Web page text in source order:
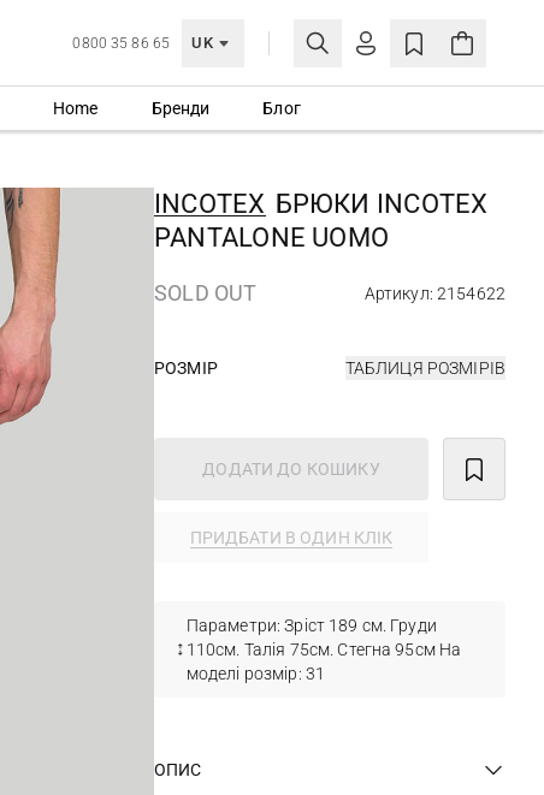
0800 35 86 65 UK
МОЯ ОБЛІКІВКА
Ще не зареєстровані?
СТВОРИТИ ОБЛІКІВКУ
Home Бренди Блог
INCOTEX БРЮКИ INCOTEX
PANTALONE UOMO
SOLD OUT Артикул: 2154622
РОЗМІР ТАБЛИЦЯ РОЗМІРІВ
ДОДАТИ ДО КОШИКУ
ПРИДБАТИ В ОДИН КЛІК
Параметри: Зріст 189 см. Груди
110см. Талія 75см. Стегна 95см На
моделі розмір: 31
ОПИС